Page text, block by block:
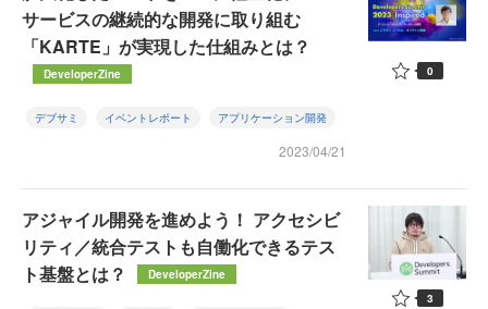
サービスの継続的な開発に取り組む
「KARTE」が実現した仕組みとは？
DeveloperZine
デブサミ イベントレポート アプリケーション開発
2023/04/21
0
アジャイル開発を進めよう！ アクセシビ
リティ／統合テストも自働化できるテス
ト基盤とは？
DeveloperZine
3